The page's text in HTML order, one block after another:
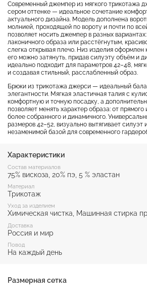
Современный джемпер из мягкого трикотажа
сером оттенке — идеальное сочетание
актуального дизайна. Модель дополнена
молнией, проходящей по вороту и почти по
позволяет носить джемпер в разных
лаконичного образа или расстёгнутым,
слегка открывая плечо. Низ изделия
его можно затянуть, придав силуэту объём и
идеально подходит для параметров 42–48,
и создавая стильный, расслабленный образ.
Брюки из трикотажа джерси — идеальный
элегантности. Мягкая эластичная талия с
комфортную и точную посадку, а
позволяет менять характер образа: от
более собранного и динамичного.
размеров 42–52, визуально вытягивает силуэт
незаменимой базой для современного
Характеристики
Состав материалов
75% вискоза, 20% пэ, 5 % эластан
Материал
Трикотаж
Уход за изделием
Химическая чистка, Машинная стирка
Доставка
Россия и мир
Повод
На каждый день
Размерная сетка